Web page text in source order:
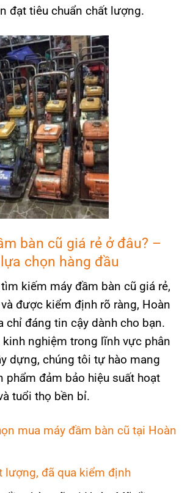
đạt tiêu chuẩn chất lượng.
bàn cũ giá rẻ ở đâu? –
chọn hàng đầu
kiếm máy đầm bàn cũ giá rẻ,
được kiểm định rõ ràng, Hoàn
chỉ đáng tin cậy dành cho bạn.
nghiệm trong lĩnh vực phân
dựng, chúng tôi tự hào mang
phẩm đảm bảo hiệu suất hoạt
tuổi thọ bền bỉ.
mua máy đầm bàn cũ tại Hoàn
lượng, đã qua kiểm định